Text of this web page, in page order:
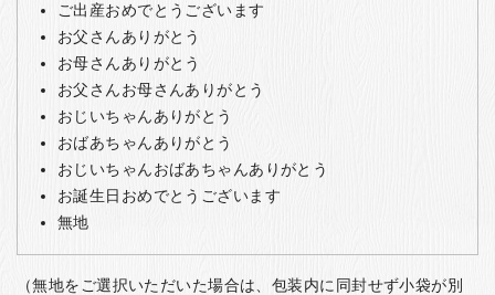
ご出産おめでとうございます
お父さんありがとう
お母さんありがとう
お父さんお母さんありがとう
おじいちゃんありがとう
おばあちゃんありがとう
おじいちゃんおばあちゃんありがとう
お誕生日おめでとうございます
無地
（無地をご選択いただいた場合は、包装内に同封せず小袋が別